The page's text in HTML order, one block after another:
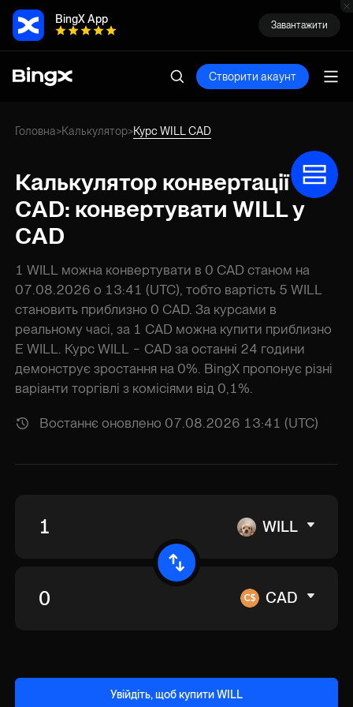
BingX App Завантажити
Створити акаунт
Головна>Калькулятор>Курс WILL CAD
Калькулятор конвертації Will
CAD: конвертувати WILL у
CAD
1 WILL можна конвертувати в 0 CAD станом на
07.08.2026 о 13:41 (UTC), тобто вартість 5 WILL
становить приблизно 0 CAD. За курсами в
реальному часі, за 1 CAD можна купити приблизно
E WILL. Курс WILL - CAD за останні 24 години
демонструє зростання на 0%. BingX пропонує різні
варіанти торгівлі з комісіями від 0,1%.
Востаннє оновлено 07.08.2026 13:41 (UTC)
WILL
CAD
Увійдіть, щоб купити WILL